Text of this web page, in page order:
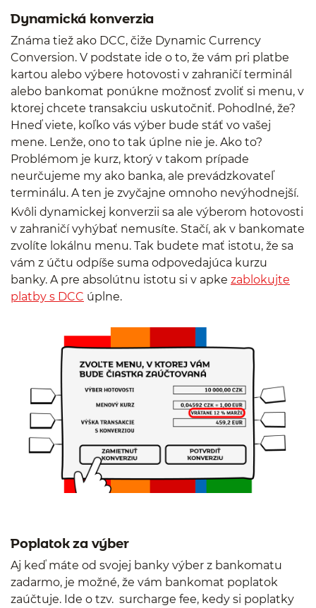
Dynamická konverzia
Známa tiež ako DCC, čiže Dynamic Currency
Conversion. V podstate ide o to, že vám pri platbe
kartou alebo výbere hotovosti v zahraničí terminál
alebo bankomat ponúkne možnosť zvoliť si menu, v
ktorej chcete transakciu uskutočniť. Pohodlné, že?
Hneď viete, koľko vás výber bude stáť vo vašej
mene. Lenže, ono to tak úplne nie je. Ako to?
Problémom je kurz, ktorý v takom prípade
neurčujeme my ako banka, ale prevádzkovateľ
terminálu. A ten je zvyčajne omnoho nevýhodnejší.
Kvôli dynamickej konverzii sa ale výberom hotovosti
v zahraničí vyhýbať nemusíte. Stačí, ak v bankomate
zvolíte lokálnu menu. Tak budete mať istotu, že sa
vám z účtu odpíše suma odpovedajúca kurzu
banky. A pre absolútnu istotu si v apke zablokujte
platby s DCC úplne.
Poplatok za výber
Aj keď máte od svojej banky výber z bankomatu
zadarmo, je možné, že vám bankomat poplatok
zaúčtuje. Ide o tzv. surcharge fee, kedy si poplatky